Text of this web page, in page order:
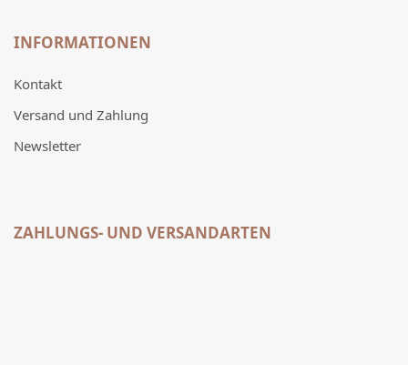
INFORMATIONEN
Kontakt
Versand und Zahlung
Newsletter
ZAHLUNGS- UND VERSANDARTEN